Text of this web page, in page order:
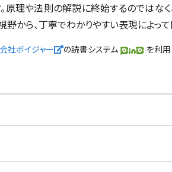
理や法則の解説に終始するのではなく
から、丁寧でわかりやすい表現によっ
社ボイジャー 新しいウィンドウで開く
の読書システム を利用